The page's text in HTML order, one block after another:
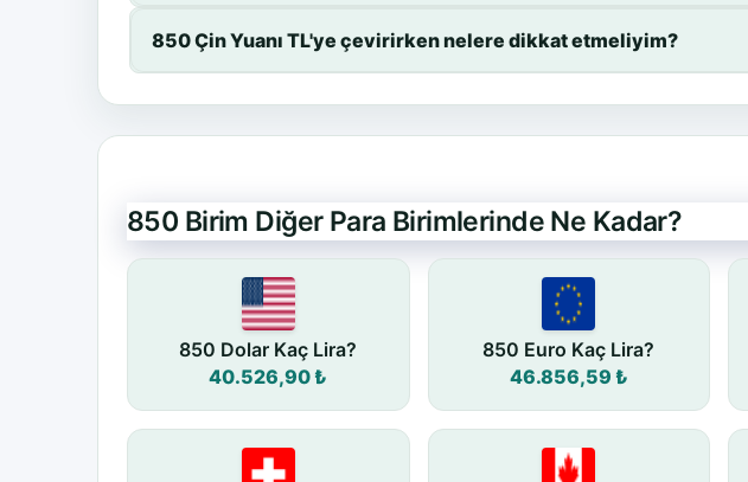
850 Çin Yuanı TL'ye çevirirken nelere dikkat etmeliyim?
850 Birim Diğer Para Birimlerinde Ne Kadar?
850 Dolar Kaç Lira?
40.526,90 ₺
850 Euro Kaç Lira?
46.856,59 ₺